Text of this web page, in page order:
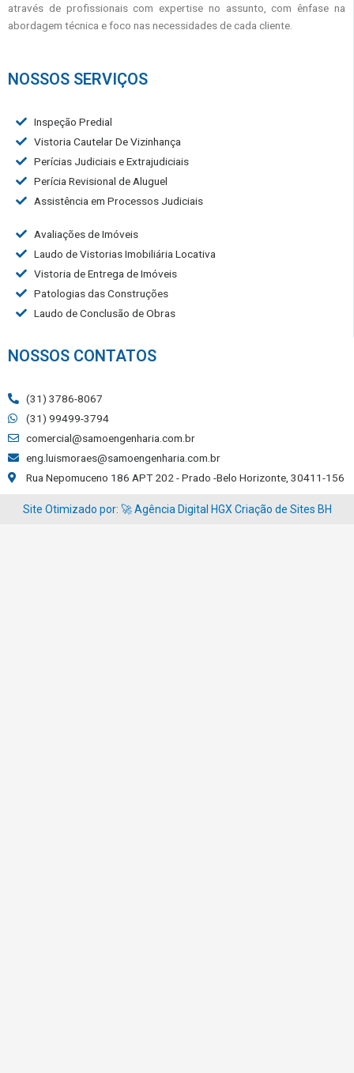
através de profissionais com expertise no assunto, com ênfase na
abordagem técnica e foco nas necessidades de cada cliente.
NOSSOS SERVIÇOS
Inspeção Predial
Vistoria Cautelar De Vizinhança
Perícias Judiciais e Extrajudiciais
Perícia Revisional de Aluguel
Assistência em Processos Judiciais
Avaliações de Imóveis
Laudo de Vistorias Imobiliária Locativa
Vistoria de Entrega de Imóveis
Patologias das Construções
Laudo de Conclusão de Obras
NOSSOS CONTATOS
(31) 3786-8067
(31) 99499-3794
comercial@samoengenharia.com.br
eng.luismoraes@samoengenharia.com.br
Rua Nepomuceno 186 APT 202 - Prado -Belo Horizonte, 30411-156
Site Otimizado por: 🚀Agência Digital HGX Criação de Sites BH